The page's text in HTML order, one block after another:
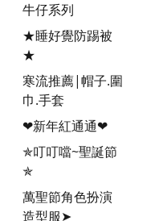
牛仔系列
★睡好覺防踢被
★
寒流推薦|帽子.圍
巾.手套
❤新年紅通通❤
✯叮叮噹~聖誕節
✯
萬聖節角色扮演
造型服➤